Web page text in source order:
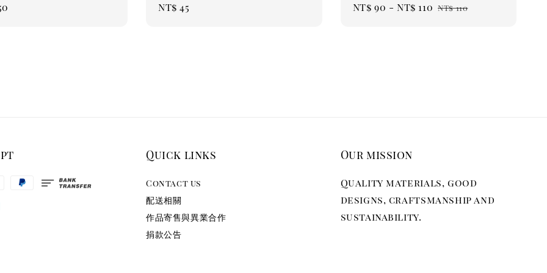
Regular
NT$ 45
Sale
NT$ 90 - NT$ 110 Regular
NT$ 110
Quick links
Contact us
配送相關
作品寄售與異業合作
捐款公告
Our mission
Quality materials, good
designs, craftsmanship and
sustainability.